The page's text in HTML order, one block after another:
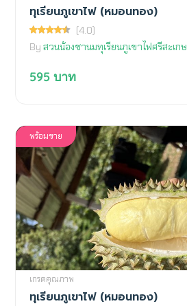
ทุเรียนภูเขาไฟ (หมอนทอง)
(4.0)
By สวนน้องชานมทุเรียนภูเขาไฟศรีสะเกษ
595 บาท
พร้อมขาย
เกรดคุณภาพ
ทุเรียนภูเขาไฟ (หมอนทอง)